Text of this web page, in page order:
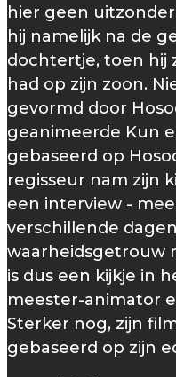
hier geen
hij namelijk na de
dochtertje, toen hij
had op zijn zoon.
gevormd door
geanimeerde Kun
gebaseerd op
regisseur nam zijn
een interview -
verschillende
waarheidsgetrouw
is dus een kijkje in
meester-animator
Sterker nog, zijn
gebaseerd op zijn